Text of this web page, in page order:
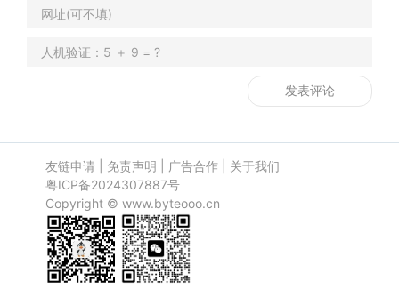
友链申请| 免责声明 广告合作| 关于我们
粤ICP备2024307887号
Copyright © www.byteooo.cn